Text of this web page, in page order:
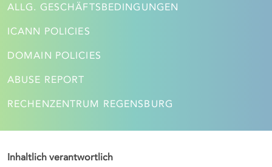
ALLG. GESCHÄFTSBEDINGUNGEN
ICANN POLICIES
DOMAIN POLICIES
ABUSE REPORT
RECHENZENTRUM REGENSBURG
Inhaltlich verantwortlich